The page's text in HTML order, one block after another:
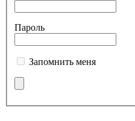
Пароль
Запомнить меня